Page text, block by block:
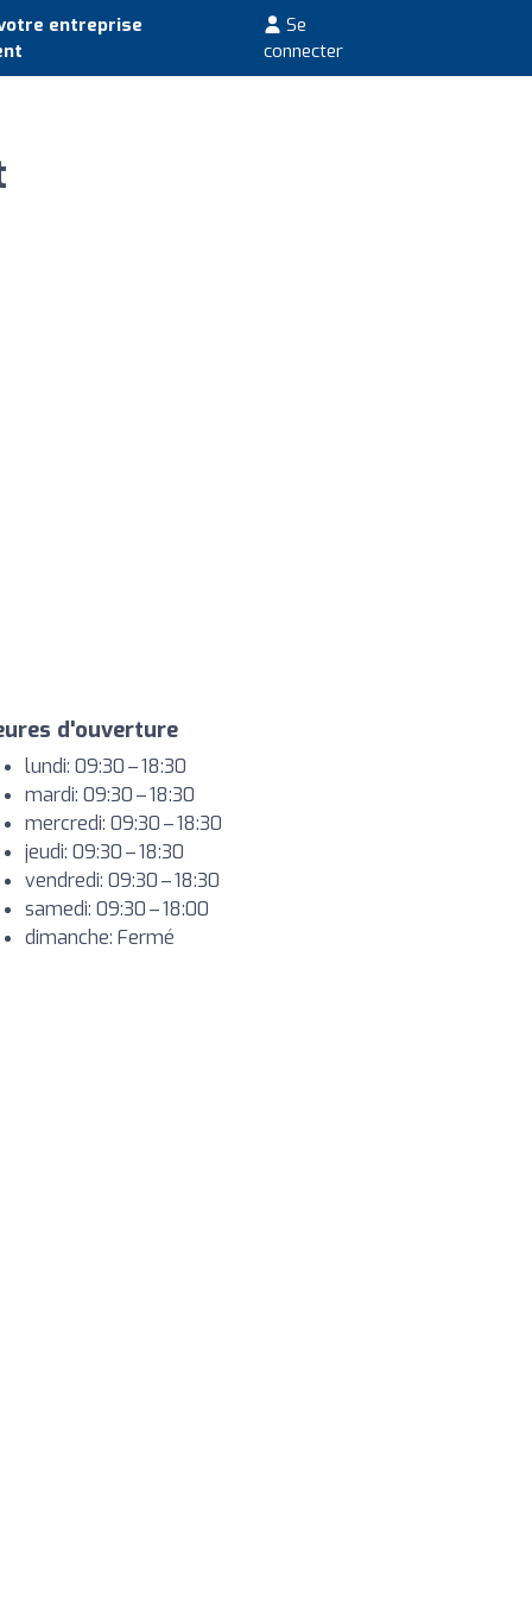
entreprise
Se
connecter
d'ouverture
lundi: 09:30 – 18:30
mardi: 09:30 – 18:30
mercredi: 09:30 – 18:30
jeudi: 09:30 – 18:30
vendredi: 09:30 – 18:30
samedi: 09:30 – 18:00
dimanche: Fermé